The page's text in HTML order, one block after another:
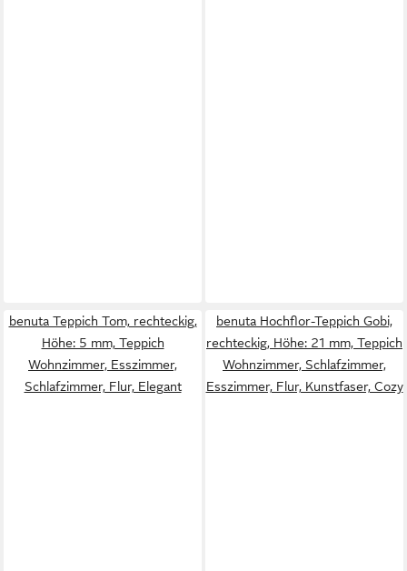
benuta Teppich Tom, rechteckig,
Höhe: 5 mm, Teppich
Wohnzimmer, Esszimmer,
Schlafzimmer, Flur, Elegant
benuta Hochflor-Teppich Gobi,
rechteckig, Höhe: 21 mm, Teppich
Wohnzimmer, Schlafzimmer,
Esszimmer, Flur, Kunstfaser, Cozy